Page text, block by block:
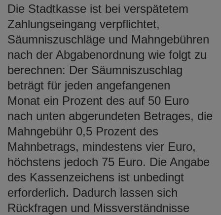
Die Stadtkasse ist bei verspätetem
Zahlungseingang verpflichtet,
Säumniszuschläge und Mahngebühren
nach der Abgabenordnung wie folgt zu
berechnen: Der Säumniszuschlag
beträgt für jeden angefangenen
Monat ein Prozent des auf 50 Euro
nach unten abgerundeten Betrages, die
Mahngebühr 0,5 Prozent des
Mahnbetrags, mindestens vier Euro,
höchstens jedoch 75 Euro. Die Angabe
des Kassenzeichens ist unbedingt
erforderlich. Dadurch lassen sich
Rückfragen und Missverständnisse